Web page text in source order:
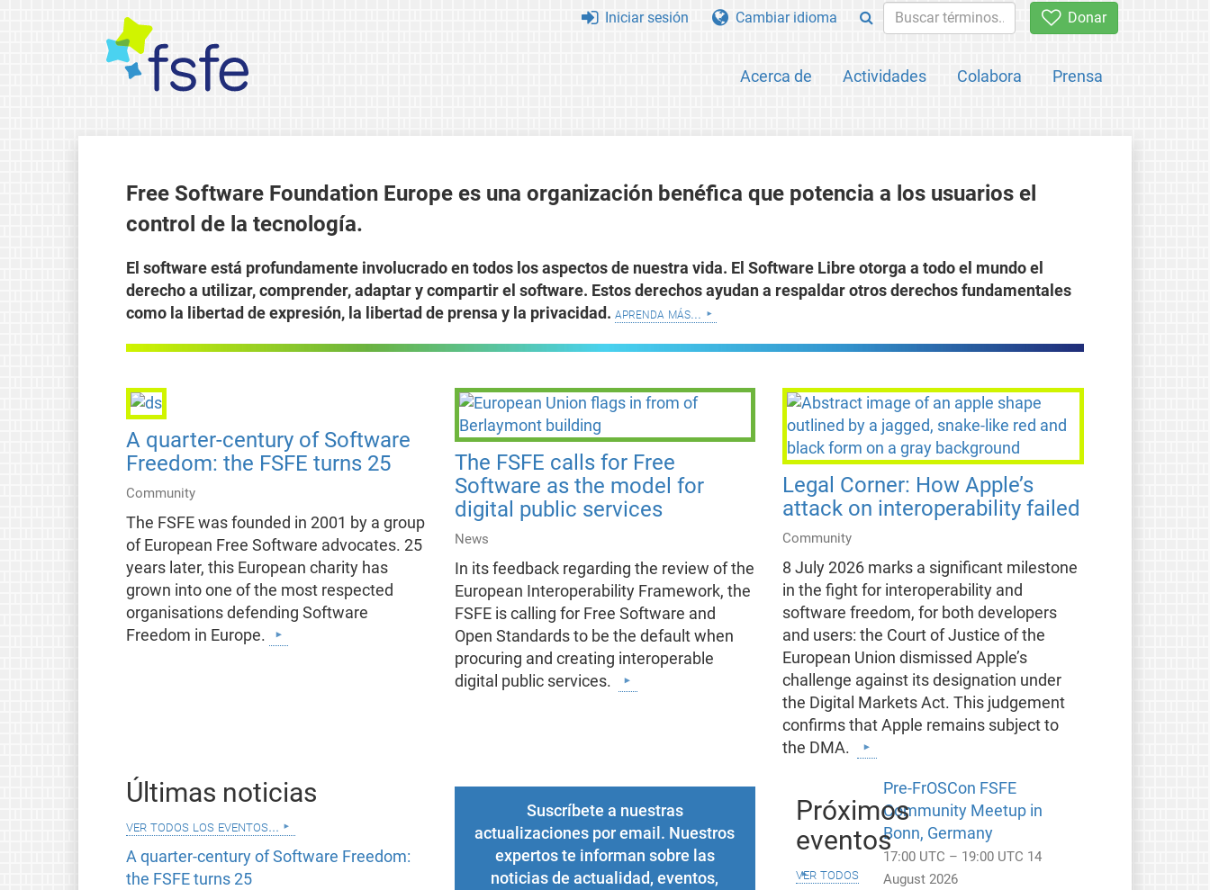
Donar
Acerca de Actividades Colabora Prensa
Iniciar sesión Cambiar idioma
Free Software Foundation Europe es una organización benéfica que potencia a los usuarios el
control de la tecnología.
El software está profundamente involucrado en todos los aspectos de nuestra vida. El Software Libre otorga a todo el mundo el
derecho a utilizar, comprender, adaptar y compartir el software. Estos derechos ayudan a respaldar otros derechos fundamentales
como la libertad de expresión, la libertad de prensa y la privacidad. aprenda más...
A quarter-century of Software
Freedom: the FSFE turns 25
Community
The FSFE was founded in 2001 by a group
of European Free Software advocates. 25
years later, this European charity has
grown into one of the most respected
organisations defending Software
Freedom in Europe.
The FSFE calls for Free
Software as the model for
digital public services
News
In its feedback regarding the review of the
European Interoperability Framework, the
FSFE is calling for Free Software and
Open Standards to be the default when
procuring and creating interoperable
digital public services.
Legal Corner: How Apple’s
attack on interoperability failed
Community
8 July 2026 marks a significant milestone
in the fight for interoperability and
software freedom, for both developers
and users: the Court of Justice of the
European Union dismissed Apple’s
challenge against its designation under
the Digital Markets Act. This judgement
confirms that Apple remains subject to
the DMA.
Últimas noticias
ver todos los eventos...
A quarter-century of Software Freedom:
the FSFE turns 25
Suscríbete a nuestras
actualizaciones por email. Nuestros
expertos te informan sobre las
noticias de actualidad, eventos,
Próximos
eventos
ver todos
Pre-FrOSCon FSFE
Community Meetup in
Bonn, Germany
17:00 UTC – 19:00 UTC 14
August 2026